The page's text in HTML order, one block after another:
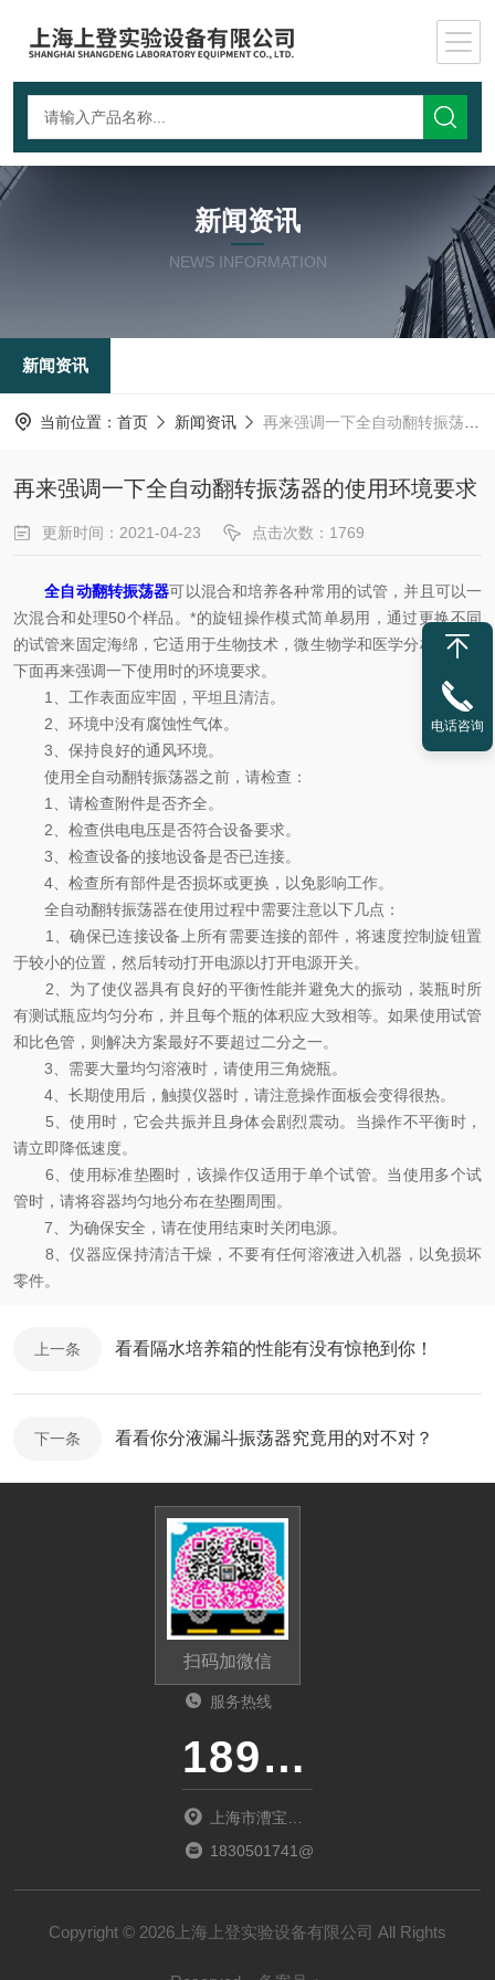
新闻资讯
NEWS INFORMATION
新闻资讯
当前位置： 首页 新闻资讯 再来强调一下全自动翻转振荡器的使用环境要求
再来强调一下全自动翻转振荡器的使用环境要求
更新时间：2021-04-23 点击次数：1769
全自动翻转振荡器可以混合和培养各种常用的试管，并且可以一
次混合和处理50个样品。*的旋钮操作模式简单易用，通过更换不同
的试管来固定海绵，它适用于生物技术，微生物学和医学分析领域。
下面再来强调一下使用时的环境要求。
1、工作表面应牢固，平坦且清洁。
2、环境中没有腐蚀性气体。
3、保持良好的通风环境。
使用全自动翻转振荡器之前，请检查：
1、请检查附件是否齐全。
2、检查供电电压是否符合设备要求。
3、检查设备的接地设备是否已连接。
4、检查所有部件是否损坏或更换，以免影响工作。
全自动翻转振荡器在使用过程中需要注意以下几点：
1、确保已连接设备上所有需要连接的部件，将速度控制旋钮置
于较小的位置，然后转动打开电源以打开电源开关。
2、为了使仪器具有良好的平衡性能并避免大的振动，装瓶时所
有测试瓶应均匀分布，并且每个瓶的体积应大致相等。如果使用试管
和比色管，则解决方案最好不要超过二分之一。
3、需要大量均匀溶液时，请使用三角烧瓶。
4、长期使用后，触摸仪器时，请注意操作面板会变得很热。
5、使用时，它会共振并且身体会剧烈震动。当操作不平衡时，
请立即降低速度。
6、使用标准垫圈时，该操作仅适用于单个试管。当使用多个试
管时，请将容器均匀地分布在垫圈周围。
7、为确保安全，请在使用结束时关闭电源。
8、仪器应保持清洁干燥，不要有任何溶液进入机器，以免损坏
零件。
上一条 看看隔水培养箱的性能有没有惊艳到你！
下一条 看看你分液漏斗振荡器究竟用的对不对？
扫码加微信
服务热线
18917303529
上海市漕宝路
1555号大上海
1830501741@qq.com
Copyright © 2026上海上登实验设备有限公司 All Rights
电话咨询